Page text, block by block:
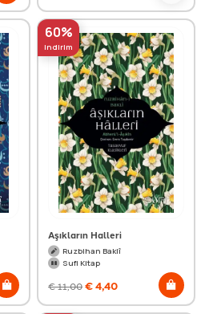
60%
indirim
Aşıkların Halleri
Ruzbihan Baklî
Sufi Kitap
€11,00€4,40